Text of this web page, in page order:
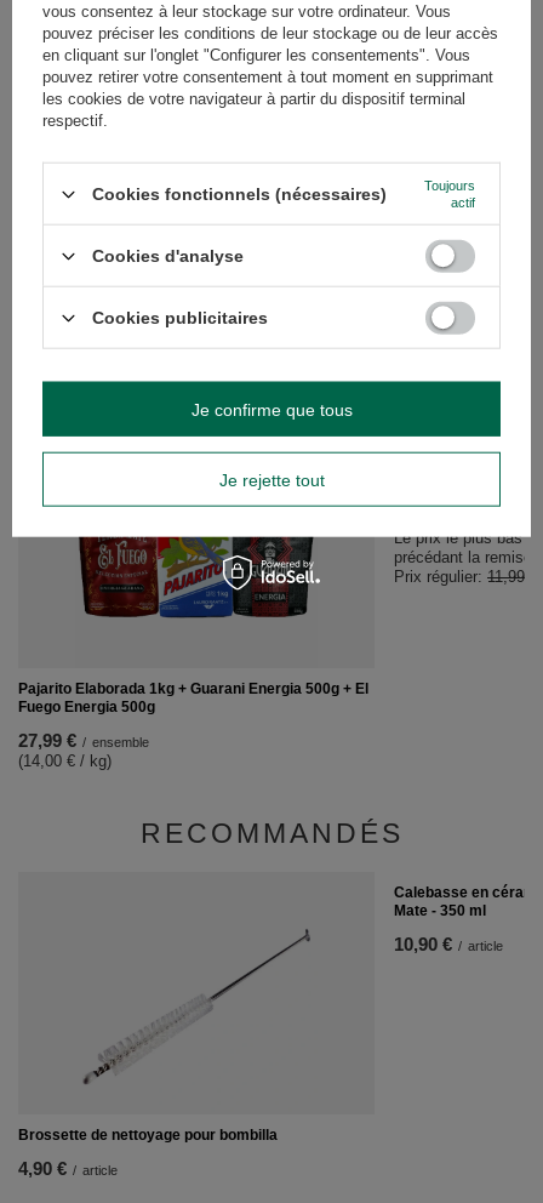
GARANTIE
AVIS (0)
Avez-vous besoin d'aide ? Avez-vous des
questions ?
Posez votre question et nous vous
et les réponses les plus intéressantes
Poser une question
VOIR AUSSI
Pajarito Elaborada 1kg + Guarani Energia 500g + El
Fuego Energia 500g
27,99 € / ensemble
(14,00 € / kg)
(19,18 € / kg)
Le prix le plus bas
précédant la remise:
Prix régulier: 11,99 €
RECOMMANDÉS
Brossette de nettoyage pour bombilla
4,90 € / article
Calebasse en
Mate - 350 ml
10,90 € / article
vous consentez à leur stockage sur votre ordinateur. Vous
pouvez préciser les conditions de leur stockage ou de leur accès
en cliquant sur l'onglet "Configurer les consentements". Vous
pouvez retirer votre consentement à tout moment en supprimant
les cookies de votre navigateur à partir du dispositif terminal
respectif.
Cookies fonctionnels (nécessaires)
Toujours
actif
Cookies d'analyse
Cookies publicitaires
Je rejette tout
Je confirme que tous